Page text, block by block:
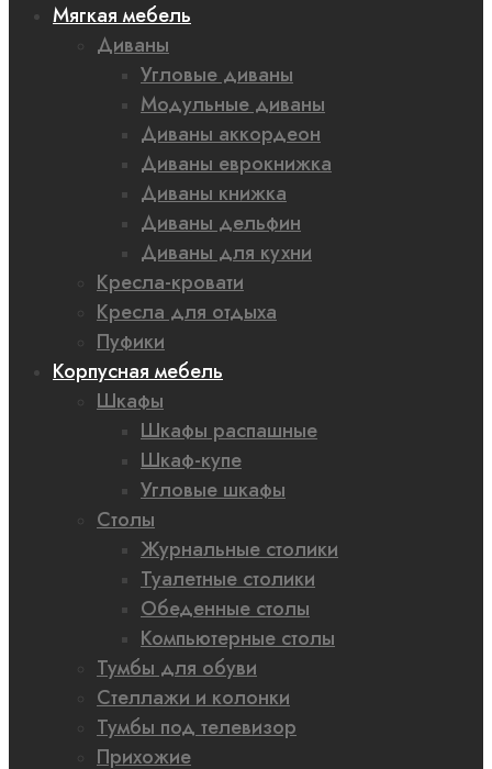
Мягкая мебель
Диваны
Угловые диваны
Модульные диваны
Диваны аккордеон
Диваны еврокнижка
Диваны книжка
Диваны дельфин
Диваны для кухни
Кресла-кровати
Кресла для отдыха
Пуфики
Корпусная мебель
Шкафы
Шкафы распашные
Шкаф-купе
Угловые шкафы
Столы
Журнальные столики
Туалетные столики
Обеденные столы
Компьютерные столы
Тумбы для обуви
Стеллажи и колонки
Тумбы под телевизор
Прихожие